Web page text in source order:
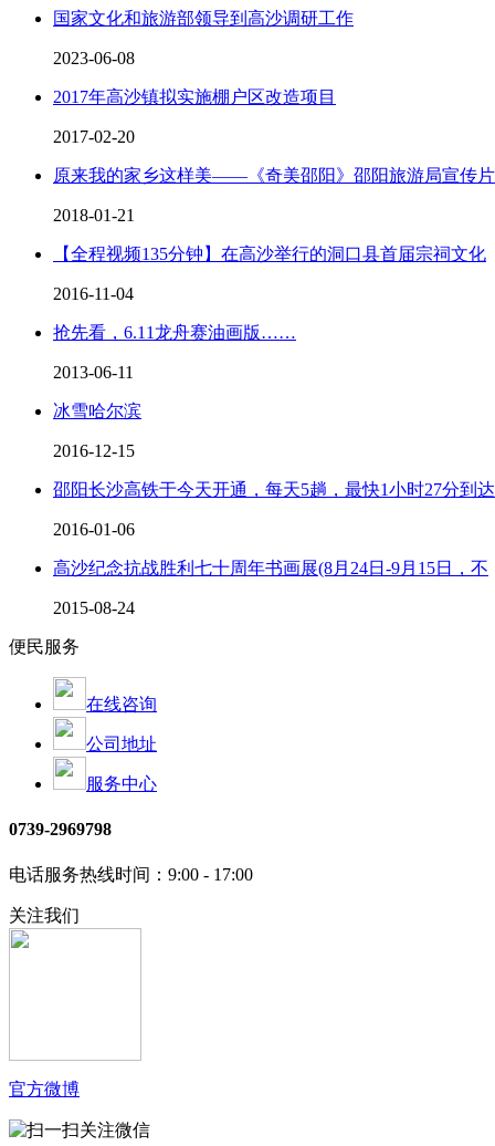
国家文化和旅游部领导到高沙调研工作
2023-06-08
2017年高沙镇拟实施棚户区改造项目
2017-02-20
原来我的家乡这样美——《奇美邵阳》邵阳旅游局宣传片
2018-01-21
【全程视频135分钟】在高沙举行的洞口县首届宗祠文化
2016-11-04
抢先看，6.11龙舟赛油画版……
2013-06-11
冰雪哈尔滨
2016-12-15
邵阳长沙高铁于今天开通，每天5趟，最快1小时27分到达
2016-01-06
高沙纪念抗战胜利七十周年书画展(8月24日-9月15日，不
2015-08-24
便民服务
在线咨询
公司地址
服务中心
0739-2969798
电话服务热线时间：9:00 - 17:00
关注我们
官方微博